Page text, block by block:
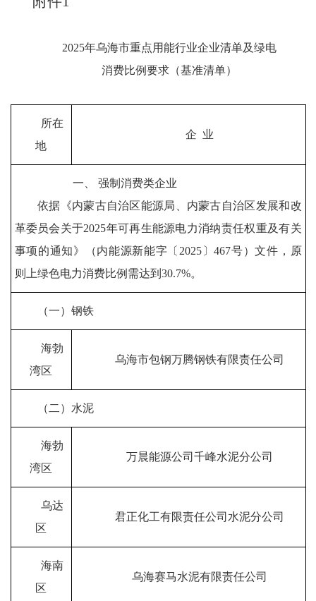
2025年乌海市重点用能行业企业清单及绿电
消费比例要求 （基准清单）
所在
地
企 业
一、 强制消费类企业
依据《内蒙古自治区能源局、内蒙古自治区发展和改
革委员会关于2025年可再生能源电力消纳责任权重及有关
事项的通知》（内能源新能字〔 2025 〕467号）文件，原
则上绿色电力消费比例需达到 30.7%。
（一）钢铁
海勃
湾区
乌海市包钢万腾钢铁有限责任公司
（二）水泥
海勃
湾区
万晨能源公司千峰水泥分公司
乌达
区
君正化工有限责任公司水泥分公司
海南
区
乌海赛马水泥有限责任公司